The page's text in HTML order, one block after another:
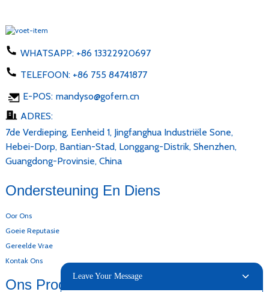
WHATSAPP: +86 13322920697
TELEFOON: +86 755 84741877
E-POS: mandyso@gofern.cn
ADRES:
7de Verdieping, Eenheid 1, Jingfanghua Industriële Sone,
Hebei-Dorp, Bantian-Stad, Longgang-Distrik, Shenzhen,
Guangdong-Provinsie, China
Ondersteuning En Diens
Oor Ons
Goeie Reputasie
Gereelde Vrae
Kontak Ons
Ons Produkte
Leave Your Message